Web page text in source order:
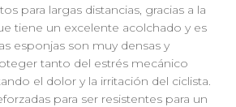
para largas distancias, gracias a la
tiene un excelente acolchado y es
esponjas son muy densas y
tanto del estrés mecánico
el dolor y la irritación del ciclista.
para ser resistentes para un